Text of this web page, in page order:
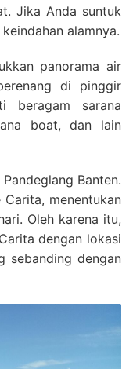
Jika Anda suntuk
alamnya.
panorama air
di pinggir
beragam sarana
boat, dan lain
Banten.
menentukan
Oleh karena itu,
dengan lokasi
sebanding dengan